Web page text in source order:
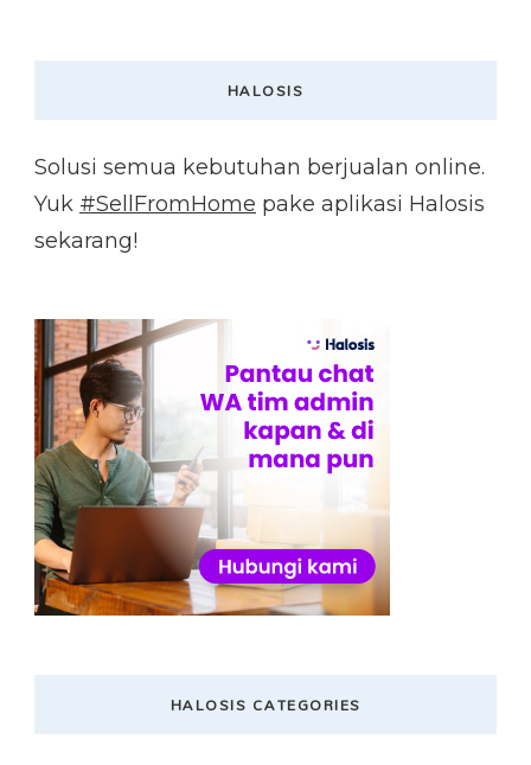
HALOSIS
Solusi semua kebutuhan berjualan online.
Yuk #SellFromHome pake aplikasi Halosis
sekarang!
HALOSIS CATEGORIES